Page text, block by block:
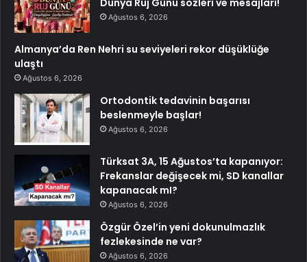
Dünya Ruj Günü sözleri ve mesajları!
Ağustos 6, 2026
Almanya’da Ren Nehri su seviyeleri rekor düşüklüğe
ulaştı
Ağustos 6, 2026
Ortodontik tedavinin başarısı
beslenmeyle başlar!
Ağustos 6, 2026
Türksat 3A, 15 Ağustos’ta kapanıyor:
Frekanslar değişecek mi, SD kanallar
kapanacak mI?
Ağustos 6, 2026
Özgür Özel’in yeni dokunulmazlık
fezlekesinde ne var?
Ağustos 6, 2026